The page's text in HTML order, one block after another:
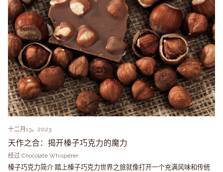
十二月13，2023
天作之合：揭开榛子巧克力的魔力
经过 Chocolate Whisperer
榛子巧克力简介 踏上榛子巧克力世界之旅就像打开一个充满风味和传统